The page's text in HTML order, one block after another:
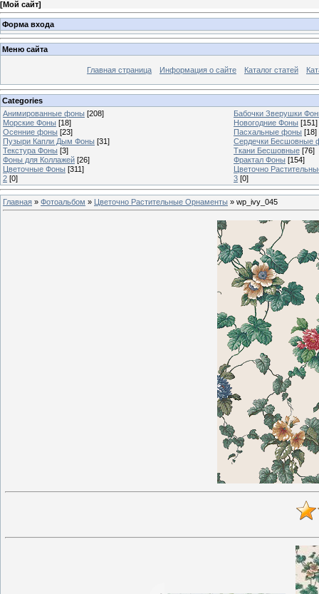
[Мой сайт]
Форма входа
Меню сайта
Главная страница Информация о сайте Каталог статей
Categories
Анимированные фоны [208]
Бабочки Зверушки
Морские Фоны [18] Новогодние Фоны [151]
Осенние фоны [23] Пасхальные фоны [18]
Пузыри Капли Дым Фоны [31]
Сердечки Бесшовные
Текстура Фоны [3] Ткани Бесшовные [76]
Фоны для Коллажей [26] Фрактал Фоны [154]
Цветочные Фоны [311]
Цветочно
2 [0] 3 [0]
Главная » Фотоальбом » Цветочно Растительные Орнаменты » wp_ivy_045